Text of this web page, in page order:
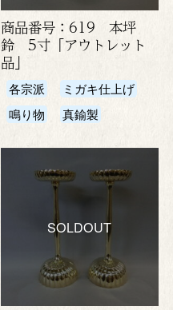
商品番号：619 本坪
鈴 5寸「アウトレット
品」
各宗派
ミガキ仕上げ
鳴り物
真鍮製
SOLDOUT